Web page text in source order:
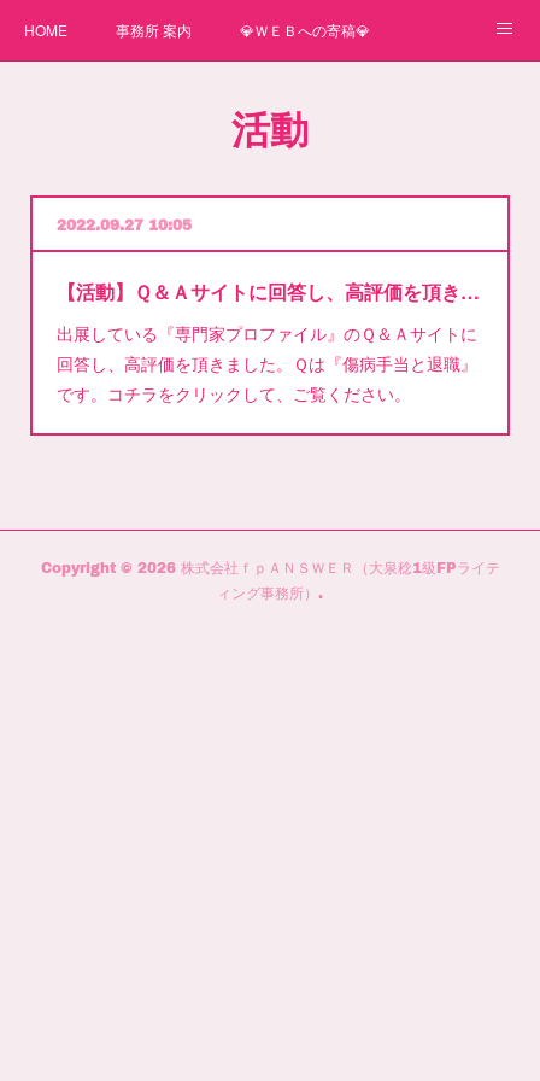
HOME 事務所 案内 💎ＷＥＢへの寄稿💎
活動
2022.09.27 10:05
【活動】Ｑ＆Ａサイトに回答し、高評価を頂きました
出展している『専門家プロファイル』のＱ＆Ａサイトに
回答し、高評価を頂きました。Ｑは『傷病手当と退職』
です。コチラをクリックして、ご覧ください。
Copyright © 2026 株式会社ｆｐＡＮＳＷＥＲ（大泉稔1級FPライテ
ィング事務所） .